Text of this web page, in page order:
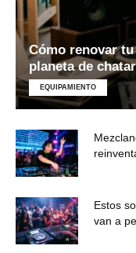
Cómo renovar
planeta de
EQUIPAMIENTO
Estos
van a